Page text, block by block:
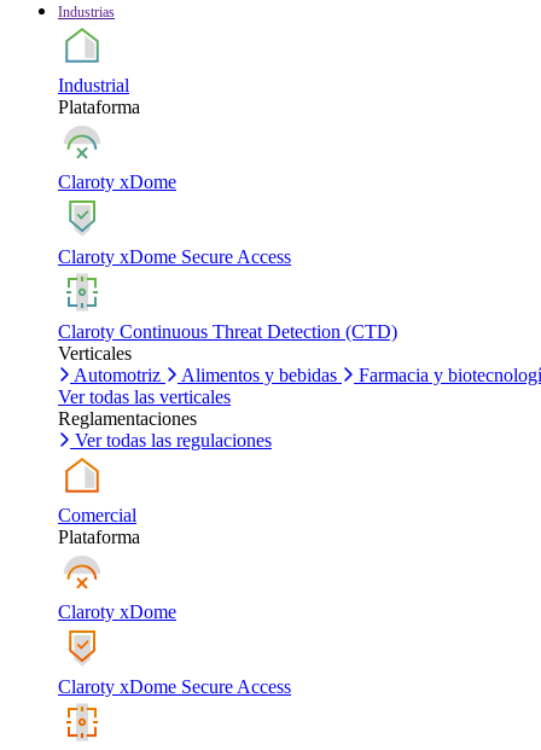
Industrias
Industrial
Plataforma
Claroty xDome
Claroty xDome Secure Access
Claroty Continuous Threat Detection (CTD)
Verticales
Automotriz
Alimentos y bebidas
Farmacia y
Ver todas las verticales
Reglamentaciones
Ver todas las regulaciones
Comercial
Plataforma
Claroty xDome
Claroty xDome Secure Access